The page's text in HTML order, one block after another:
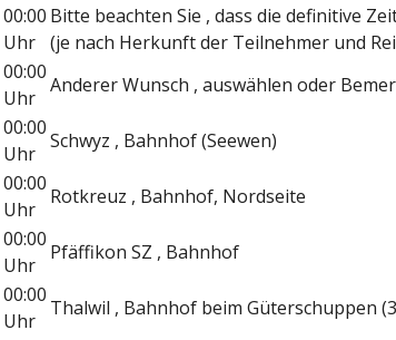
00:00
Uhr
Bitte beachten Sie , dass die definitive
(je nach Herkunft der Teilnehmer und
00:00
Uhr
Anderer Wunsch , auswählen oder
00:00
Uhr
Schwyz , Bahnhof (Seewen)
00:00
Uhr
Rotkreuz , Bahnhof, Nordseite
00:00
Uhr
Pfäffikon SZ , Bahnhof
00:00
Uhr
Thalwil , Bahnhof beim Güterschuppen